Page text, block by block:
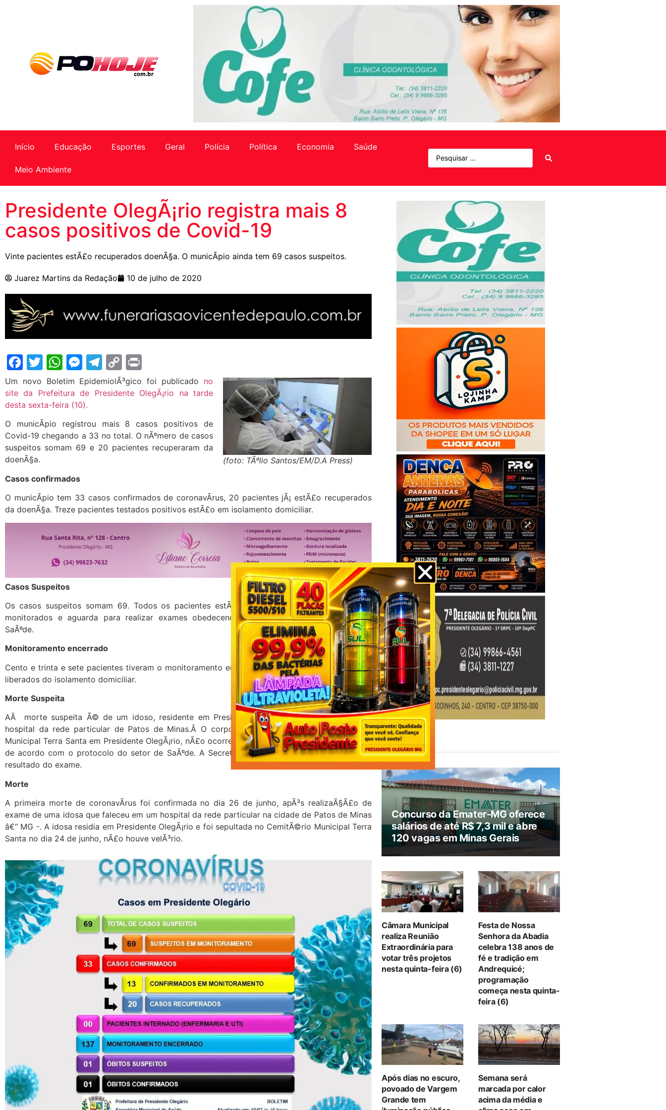
Início Educação Esportes Geral Polícia Política Economia Saúde
Meio Ambiente
Presidente OlegÃ¡rio registra mais 8
casos positivos de Covid-19
Vinte pacientes estÃ£o recuperados doenÃ§a. O municÃ­pio ainda tem 69 casos suspeitos.
Juarez Martins da Redação 10 de julho de 2020
Facebook
Twitter
WhatsApp
Messenger
Telegram
Copy
Link
(foto: TÃºlio Santos/EM/D.A Press)
Um novo Boletim EpidemiolÃ³gico foi publicado no
site da Prefeitura de Presidente OlegÃ¡rio na tarde
desta sexta-feira (10).
O municÃ­pio registrou mais 8 casos positivos de
Covid-19 chegando a 33 no total. O nÃºmero de casos
suspeitos somam 69 e 20 pacientes recuperaram da
doenÃ§a.
Casos confirmados
O municÃ­pio tem 33 casos confirmados de coronavÃ­rus, 20 pacientes jÃ¡ estÃ£o recuperados
da doenÃ§a. Treze pacientes testados positivos estÃ£o em isolamento domiciliar.
Casos Suspeitos
Os casos suspeitos somam 69. Todos os pacientes estÃ£o em isolamento domiciliar sendo
monitorados e aguarda para realizar exames obedecendo o protocolo do MinistÃ©rio da
SaÃºde.
Monitoramento encerrado
Cento e trinta e sete pacientes tiveram o monitoramento encerrado e todos os pacientes foram
liberados do isolamento domiciliar.
Morte Suspeita
AÂ morte suspeita Ã© de um idoso, residente em Presidente OlegÃ¡rio. Ele morreu em um
hospital da rede particular de Patos de Minas.Â O corpo dele foi sepultado no CemitÃ©rio
Municipal Terra Santa em Presidente OlegÃ¡rio, nÃ£o ocorreu o velÃ³rio e o enterro foi realizado
de acordo com o protocolo do setor de SaÃºde. A Secretaria Municipal de SaÃºde aguarda o
resultado do exame.
Morte
A primeira morte de coronavÃ­rus foi confirmada no dia 26 de junho, apÃ³s realizaÃ§Ã£o de
exame de uma idosa que faleceu em um hospital da rede particular na cidade de Patos de Minas
â€“ MG -. A idosa residia em Presidente OlegÃ¡rio e foi sepultada no CemitÃ©rio Municipal Terra
Santa no dia 24 de junho, nÃ£o houve velÃ³rio.
LeiaTambém
Concurso da Emater-MG oferece
salários de até R$ 7,3 mil e abre
120 vagas em Minas Gerais
Câmara Municipal
realiza Reunião
Extraordinária para
votar três projetos
nesta quinta-feira (6)
Festa de Nossa
Senhora da Abadia
celebra 138 anos de
fé e tradição em
Andrequicé;
programação
começa nesta quinta-
feira (6)
Após dias no escuro,
povoado de Vargem
Grande tem
Semana será
marcada por calor
acima da média e